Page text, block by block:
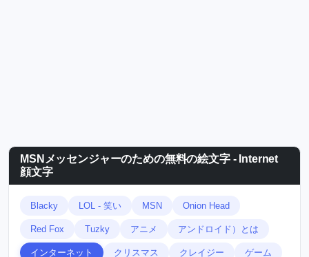
MSNメッセンジャーのための無料の絵文字 - Internet
顔文字
Blacky LOL - 笑い MSN Onion Head
Red Fox Tuzky アニメ アンドロイド）とは
インターネット クリスマス クレイジー ゲーム